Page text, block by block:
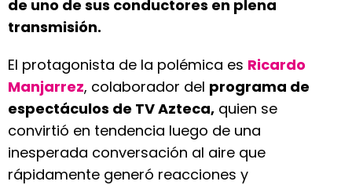
de uno de sus conductores en plena
transmisión.
El protagonista de la polémica es Ricardo
Manjarrez, colaborador del programa de
espectáculos de TV Azteca, quien se
convirtió en tendencia luego de una
inesperada conversación al aire que
rápidamente generó reacciones y